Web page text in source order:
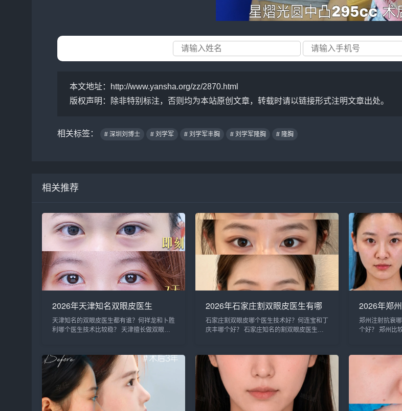
本文地址：
http://www.yansha.org/zz/2870.html
版权声明：
除非特别标注，否则均为本站原创文章，转载时请以链接形式注明文章出处。
相关标签： # 深圳刘博士 # 刘学军 # 刘学军丰胸 # 刘学军隆胸 # 隆胸
相关推荐
2026年天津知名双眼皮医生
TOP6：何祥龙、卜胜利、关迪
剑、邵妍、夏红福、毕小丽:好？
天津知名的双眼皮医生都有谁？何祥龙和卜胜
利哪个医生技术比较稳？ 天津擅长做双眼皮
其何医生和卜医生咨询和预约的最多，据顾
客...
2026年石家庄割双眼皮医生有哪
些？2026年石家庄双眼皮专家预
约排行榜前十名大全
石家庄割双眼皮哪个医生技术好？何连宝和丁
庆丰哪个好？ 石家庄知名的割双眼皮医生：
等，哪个医生技术更好呢？我们一起来分析
下...
2026年郑
行榜：徐
婉霞、王
郑州注射抗衰
个好？ 郑州比
约最多的医生